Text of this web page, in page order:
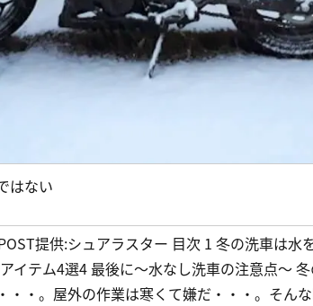
はない
提供:シュアラスター 目次 1 冬の洗車は水
イテム4選4 最後に〜水なし洗車の注意点〜
・・。屋外の作業は寒くて嫌だ・・・。そん